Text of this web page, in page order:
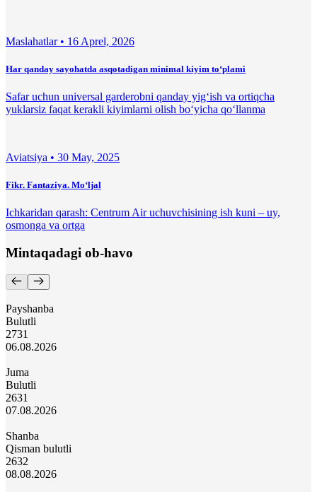
Maslahatlar • 16 Aprel, 2026
Har qanday sayohatda asqotadigan minimal kiyim to‘plami
Safar uchun universal garderobni qanday yig‘ish va ortiqcha
yuklarsiz faqat kerakli kiyimlarni olish bo‘yicha qo‘llanma
Aviatsiya • 30 May, 2025
Fikr. Fantaziya. Moʻljal
Ichkaridan qarash: Centrum Air uchuvchisining ish kuni – uy,
osmonga va ortga
Mintaqadagi ob-havo
Payshanba
Bulutli
2731
06.08.2026
Juma
Bulutli
2631
07.08.2026
Shanba
Qisman bulutli
2632
08.08.2026